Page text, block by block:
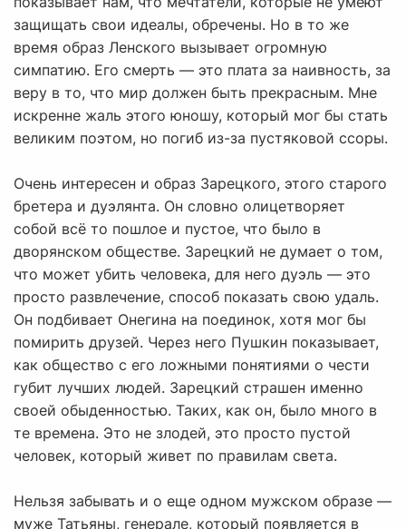
защищать свои идеалы, обречены. Но в то же
время образ Ленского вызывает огромную
симпатию. Его смерть — это плата за наивность, за
веру в то, что мир должен быть прекрасным. Мне
искренне жаль этого юношу, который мог бы стать
великим поэтом, но погиб из-за пустяковой ссоры.
Очень интересен и образ Зарецкого, этого старого
бретера и дуэлянта. Он словно олицетворяет
собой всё то пошлое и пустое, что было в
дворянском обществе. Зарецкий не думает о том,
что может убить человека, для него дуэль — это
просто развлечение, способ показать свою удаль.
Он подбивает Онегина на поединок, хотя мог бы
помирить друзей. Через него Пушкин показывает,
как общество с его ложными понятиями о чести
губит лучших людей. Зарецкий страшен именно
своей обыденностью. Таких, как он, было много в
те времена. Это не злодей, это просто пустой
человек, который живет по правилам света.
Нельзя забывать и о еще одном мужском образе —
муже Татьяны, генерале, который появляется в